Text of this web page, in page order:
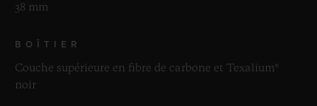
38 mm
BOÎTIER
Couche supérieure en fibre de carbone et Texalium®
noir